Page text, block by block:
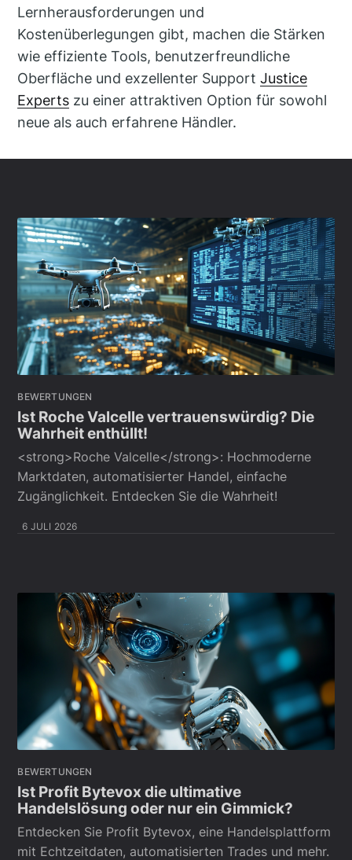
Lernherausforderungen und
Kostenüberlegungen gibt, machen die Stärken
wie effiziente Tools, benutzerfreundliche
Oberfläche und exzellenter SupportJustice
Experts zu einer attraktiven Option für sowohl
neue als auch erfahrene Händler.
BEWERTUNGEN
Ist Roche Valcelle vertrauenswürdig? Die
Wahrheit enthüllt!
<strong>Roche Valcelle</strong>: Hochmoderne
Marktdaten, automatisierter Handel, einfache
Zugänglichkeit. Entdecken Sie die Wahrheit!
6 JULI 2026
BEWERTUNGEN
Ist Profit Bytevox die ultimative
Handelslösung oder nur ein Gimmick?
Entdecken Sie Profit Bytevox, eine Handelsplattform
mit Echtzeitdaten, automatisierten Trades und mehr.